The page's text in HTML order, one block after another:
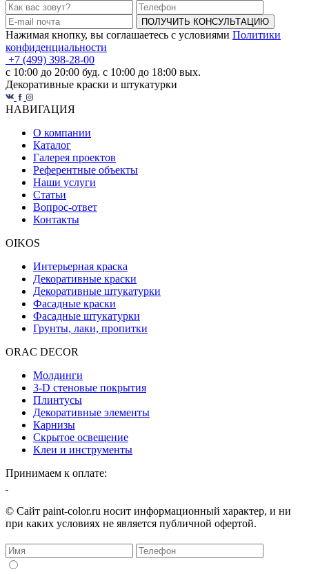
ПОЛУЧИТЬ КОНСУЛЬТАЦИЮ
Нажимая кнопку, вы соглашаетесь с условиями Политики
конфиденциальности
+7 (499) 398-28-00
с 10:00 до 20:00 буд. с 10:00 до 18:00 вых.
Декоративные краски и штукатурки
НАВИГАЦИЯ
О компании
Каталог
Галерея проектов
Референтные объекты
Наши услуги
Статьи
Вопрос-ответ
Контакты
OIKOS
Интерьерная краска
Декоративные краски
Декоративные штукатурки
Фасадные краски
Фасадные штукатурки
Грунты, лаки, пропитки
ORAC DECOR
Молдинги
3-D стеновые покрытия
Плинтусы
Декоративные элементы
Карнизы
Скрытое освещение
Клеи и инструменты
Принимаем к оплате:
© Сайт paint-color.ru носит информационный характер, и ни
при каких условиях не является публичной офертой.